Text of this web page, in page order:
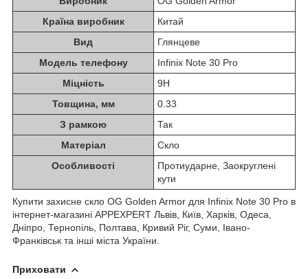
Країна виробник
Китай
Вид
Глянцеве
Модель телефону
Infinix Note 30 Pro
Міцність
9H
Товщина, мм
0.33
З рамкою
Так
Матеріал
Скло
Особливості
Протиударне, Заокруглені
кути
Купити захисне скло OG Golden Armor для Infinix Note 30 Pro в
інтернет-магазині APPEXPERT Львів, Київ, Харків, Одеса,
Дніпро, Тернопіль, Полтава, Кривий Ріг, Суми, Івано-
Франківськ та інші міста України.
Приховати